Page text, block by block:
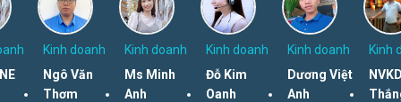
Kinh doanh
Ngô Văn
Thơm
Kinh doanh
Ms Minh
Anh
Kinh doanh
Đỗ Kim
Oanh
Kinh doanh
Dương Việt
Anh
Kinh